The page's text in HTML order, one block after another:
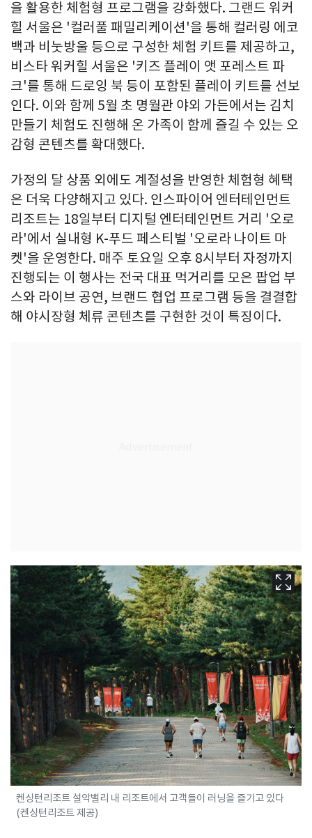
을 활용한 체험형 프로그램을 강화했다. 그랜드 워커
힐 서울은 '컬러풀 패밀리케이션'을 통해 컬러링 에코
백과 비눗방울 등으로 구성한 체험 키트를 제공하고,
비스타 워커힐 서울은 '키즈 플레이 앳 포레스트 파
크'를 통해 드로잉 북 등이 포함된 플레이 키트를 선보
인다. 이와 함께 5월 초 명월관 야외 가든에서는 김치
만들기 체험도 진행해 온 가족이 함께 즐길 수 있는 오
감형 콘텐츠를 확대했다.
가정의 달 상품 외에도 계절성을 반영한 체험형 혜택
은 더욱 다양해지고 있다. 인스파이어 엔터테인먼트
리조트는 18일부터 디지털 엔터테인먼트 거리 '오로
라'에서 실내형 K-푸드 페스티벌 '오로라 나이트 마
켓'을 운영한다. 매주 토요일 오후 8시부터 자정까지
진행되는 이 행사는 전국 대표 먹거리를 모은 팝업 부
스와 라이브 공연, 브랜드 협업 프로그램 등을 결결합
해 야시장형 체류 콘텐츠를 구현한 것이 특징이다.
켄싱턴리조트 설악밸리 내 리조트에서 고객들이 러닝을 즐기고 있다
(켄싱턴리조트 제공)